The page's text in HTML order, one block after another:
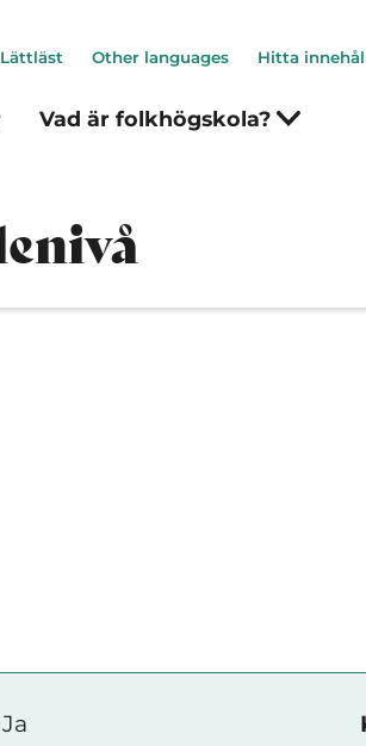
Vad är folkhögskola?
Lättläst Other languages Hitta
Ja